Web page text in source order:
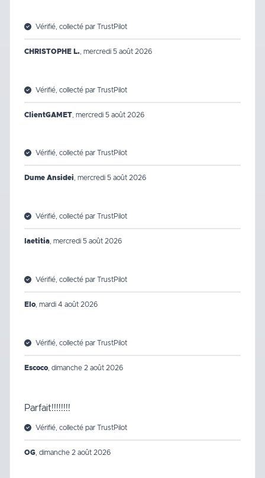
Vérifié, collecté par TrustPilot
CHRISTOPHE L. mercredi 5 août 2026
Vérifié, collecté par TrustPilot
ClientGAMET mercredi 5 août 2026
Vérifié, collecté par TrustPilot
Dume Ansidei, mercredi 5 août 2026
Vérifié, collecté par TrustPilot
laetitia mercredi 5 août 2026
Vérifié, collecté par TrustPilot
Elo, mardi 4 août 2026
Vérifié, collecté par TrustPilot
Escoco, dimanche 2 août 2026
Parfait!!!!!!!!
Vérifié, collecté par TrustPilot
OG dimanche 2 août 2026